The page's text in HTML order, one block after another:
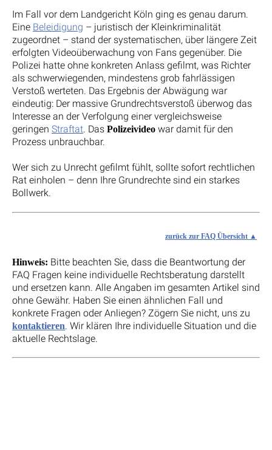
Im Fall vor dem Landgericht Köln ging es genau darum.
Eine Beleidigung – juristisch der Kleinkriminalität
zugeordnet – stand der systematischen, über längere Zeit
erfolgten Videoüberwachung von Fans gegenüber. Die
Polizei hatte ohne konkreten Anlass gefilmt, was Richter
als schwerwiegenden, mindestens grob fahrlässigen
Verstoß werteten. Das Ergebnis der Abwägung war
eindeutig: Der massive Grundrechtsverstoß überwog das
Interesse an der Verfolgung einer vergleichsweise
geringen Straftat. Das Polizeivideo war damit für den
Prozess unbrauchbar.
Wer sich zu Unrecht gefilmt fühlt, sollte sofort rechtlichen
Rat einholen – denn Ihre Grundrechte sind ein starkes
Bollwerk.
zurück zur FAQ Übersicht
Hinweis: Bitte beachten Sie, dass die Beantwortung der
FAQ Fragen keine individuelle Rechtsberatung darstellt
und ersetzen kann. Alle Angaben im gesamten Artikel sind
ohne Gewähr. Haben Sie einen ähnlichen Fall und
konkrete Fragen oder Anliegen? Zögern Sie nicht, uns zu
kontaktieren. Wir klären Ihre individuelle Situation und die
aktuelle Rechtslage.